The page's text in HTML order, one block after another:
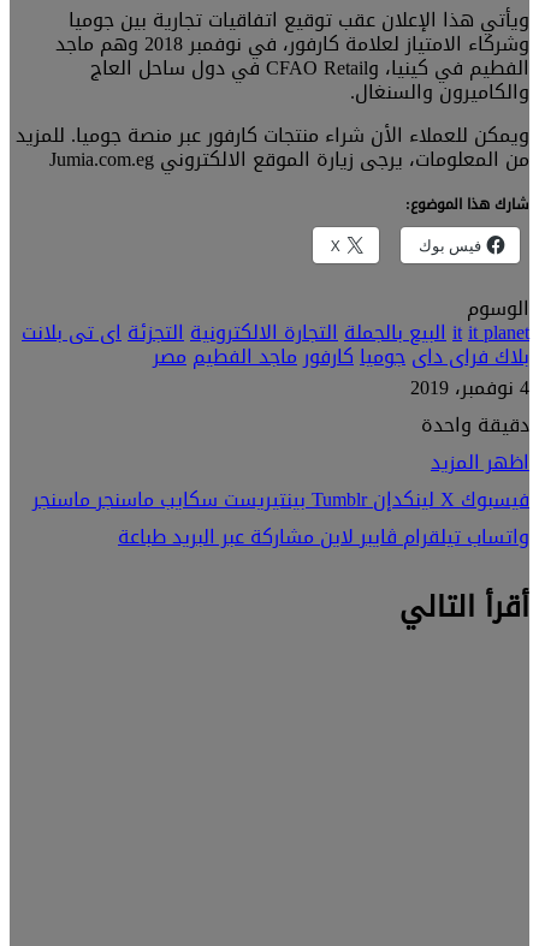
ويأتي هذا الإعلان عقب توقيع اتفاقيات تجارية بين جوميا
وشركاء الامتياز لعلامة كارفور، في نوفمبر 2018 وهم ماجد
الفطيم في كينيا، وCFAO Retail في دول ساحل العاج
والكاميرون والسنغال.
ويمكن للعملاء الأن شراء منتجات كارفور عبر منصة جوميا. للمزيد
من المعلومات، يرجى زيارة الموقع الالكتروني Jumia.com.eg
شارك هذا الموضوع:
فيس بوك X
الوسوم
itit planet البيع بالجملةالتجارة الالكترونيةالتجزئةاى تى بلانت
بلاك فراى داىجومياكارفور ماجد الفطيممصر
4 نوفمبر، 2019
دقيقة واحدة
اظهر المزيد
فيسبوك‫Xلينكدإن بينتيريستسكايبماسنجر ماسنجر
واتسابتيلقرامڤايبر لاينمشاركة عبر البريدطباعة
أقرأ التالي